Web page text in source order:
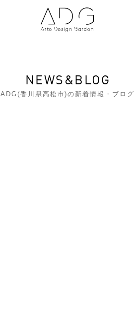
NEWS&BLOG
ADG(香川県高松市)の新着情報・ブログ